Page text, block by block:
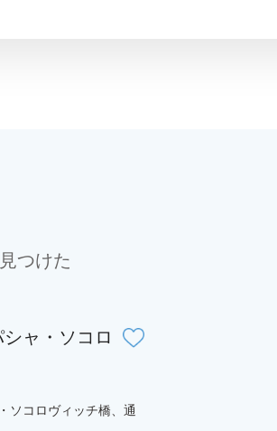
つけた
ャ・ソコロ
ソコロヴィッチ橋、通